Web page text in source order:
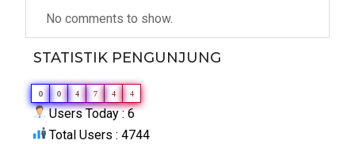
No comments to show.
STATISTIK PENGUNJUNG
0 0 4 7 4 4
Users Today : 6
Total Users : 4744